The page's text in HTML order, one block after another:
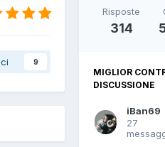
9
Risposte
314
MIGLIOR
DISCUSSIONE
iBan69
27